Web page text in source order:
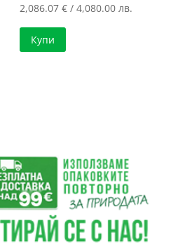
2,086.07€ / 4,080.00 лв.
Купи